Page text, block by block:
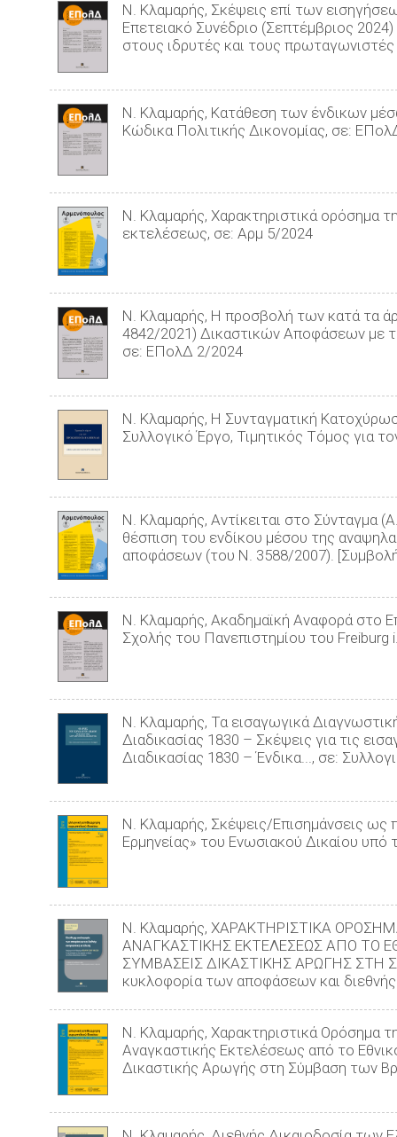
Ν. Κλαμαρής, Σκέψεις επί των
Επετειακό Συνέδριο (Σεπτέμβριος
στους ιδρυτές και τους
Ν. Κλαμαρής, Κατάθεση των ένδικων
Κώδικα Πολιτικής Δικονομίας, σε:
Ν. Κλαμαρής, Χαρακτηριστικά ορόσημα
εκτελέσεως, σε: Αρμ 5/2024
Ν. Κλαμαρής, Η προσβολή των κατά τα
4842/2021) Δικαστικών Αποφάσεων με
σε: ΕΠολΔ 2/2024
Ν. Κλαμαρής, Η Συνταγματική
Συλλογικό Έργο, Τιμητικός Τόμος για
Ν. Κλαμαρής, Αντίκειται στο Σύνταγμα
θέσπιση του ενδίκου μέσου της
αποφάσεων (του Ν. 3588/2007).
Ν. Κλαμαρής, Ακαδημαϊκή Αναφορά στο
Σχολής του Πανεπιστημίου του
Ν. Κλαμαρής, Τα εισαγωγικά
Διαδικασίας 1830 – Σκέψεις για τις
Διαδικασίας 1830 – Ένδικα..., σε:
Ν. Κλαμαρής, Σκέψεις/Επισημάνσεις ως
Ερμηνείας» του Ενωσιακού Δικαίου
Ν. Κλαμαρής, ΧΑΡΑΚΤΗΡΙΣΤΙΚΑ
ΑΝΑΓΚΑΣΤΙΚΗΣ ΕΚΤΕΛΕΣΕΩΣ ΑΠΟ ΤΟ
ΣΥΜΒΑΣΕΙΣ ΔΙΚΑΣΤΙΚΗΣ ΑΡΩΓΗΣ ΣΤΗ
κυκλοφορία των αποφάσεων και
Ν. Κλαμαρής, Χαρακτηριστικά Ορόσημα
Αναγκαστικής Εκτελέσεως από το
Δικαστικής Αρωγής στη Σύμβαση των